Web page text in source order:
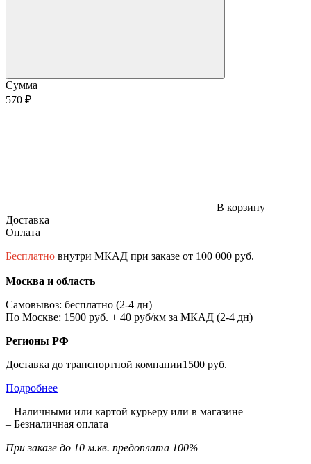
Сумма
570 ₽
В корзину
Доставка
Оплата
Бесплатно внутри МКАД при заказе от 100 000 руб.
Москва и область
Самовывоз: бесплатно (2-4 дн)
По Москве: 1500 руб. + 40 руб/км за МКАД (2-4 дн)
Регионы РФ
Доставка до транспортной компании1500 руб.
Подробнее
– Наличными или картой курьеру или в магазине
– Безналичная оплата
При заказе до 10 м.кв. предоплата 100%